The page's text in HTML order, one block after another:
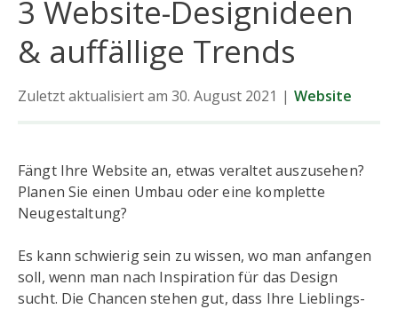
3 Website-Designideen
& auffällige Trends
Zuletzt aktualisiert am 30. August 2021 | Website
Fängt Ihre Website an, etwas veraltet auszusehen?
Planen Sie einen Umbau oder eine komplette
Neugestaltung?
Es kann schwierig sein zu wissen, wo man anfangen
soll, wenn man nach Inspiration für das Design
sucht. Die Chancen stehen gut, dass Ihre Lieblings-